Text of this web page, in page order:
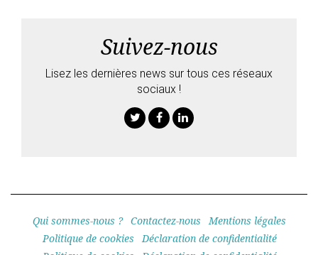
Suivez-nous
Lisez les dernières news sur tous ces réseaux
sociaux !
Qui sommes-nous ? Contactez-nous
Mentions légales
Politique de cookies
Déclaration de confidentialité